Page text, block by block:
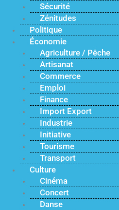
Sécurité
Zénitudes
Politique
Économie
Agriculture / Pêche
Artisanat
Commerce
Emploi
Finance
Import Export
Industrie
Initiative
Tourisme
Transport
Culture
Cinéma
Concert
Danse